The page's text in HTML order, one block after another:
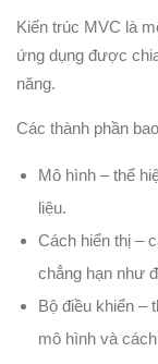
Kiến trúc MVC là
ứng dụng được
năng.
Các thành phần
Mô hình – thể
liệu.
Cách hiển thị –
chẳng hạn như
Bộ điều khiển –
mô hình và